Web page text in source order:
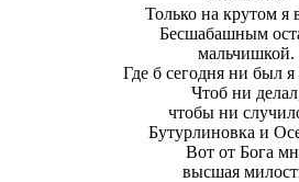
Только на крутом я
Бесшабашным
мальчишкой.
Где б сегодня ни был я
Чтоб ни
чтобы ни
Бутурлиновка и
Вот от Бога
высшая